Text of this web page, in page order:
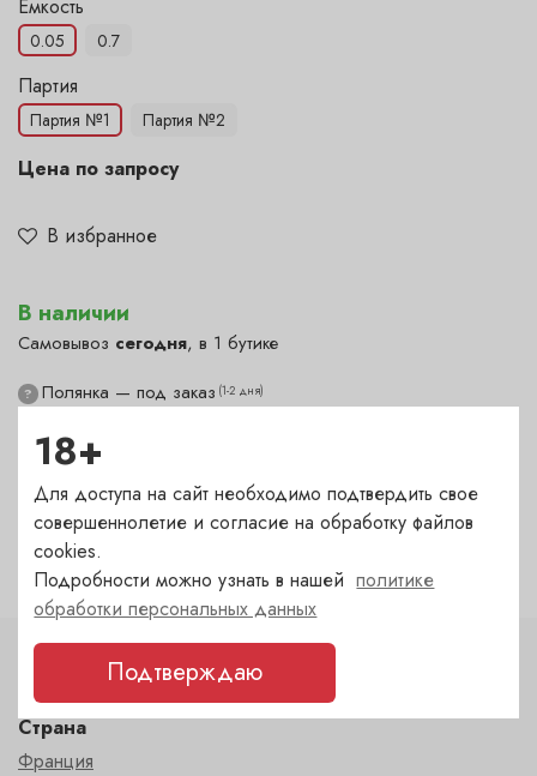
В избранное
Емкость
0.05 0.7
Цена по запросу
В наличии
Самовывоз сегодня, в 1 бутике
? Полянка — под заказ (1-2 дня)
Пречистенка — в наличии(сегодня)
Садовническая — под заказ(1-2 дня)
Сухаревка — под заказ
Характеристики
Страна
Франция
18+
Для доступа на сайт необходимо подтвердить свое
совершеннолетие и согласие на обработку файлов
cookies.
Подробности можно узнать в нашейполитике
обработки персональных данных
Подтверждаю